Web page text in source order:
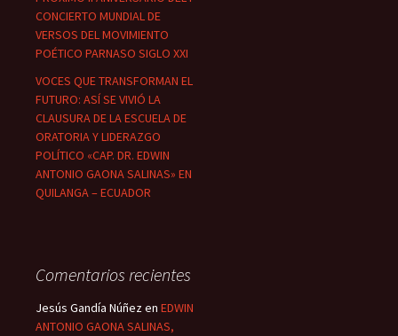
CONCIERTO MUNDIAL DE
VERSOS DEL MOVIMIENTO
POÉTICO PARNASO SIGLO XXI
VOCES QUE TRANSFORMAN EL
FUTURO: ASÍ SE VIVIÓ LA
CLAUSURA DE LA ESCUELA DE
ORATORIA Y LIDERAZGO
POLÍTICO «CAP. DR. EDWIN
ANTONIO GAONA SALINAS» EN
QUILANGA – ECUADOR
Comentarios recientes
Jesús Gandía Núñezen EDWIN
ANTONIO GAONA SALINAS,